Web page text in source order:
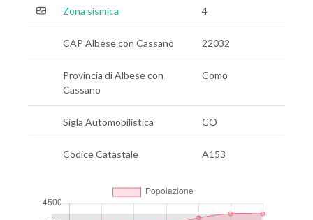
Zona sismica 4
CAP Albese con Cassano 22032
Provincia di Albese con
Cassano
Como
Sigla Automobilistica CO
Codice Catastale A153